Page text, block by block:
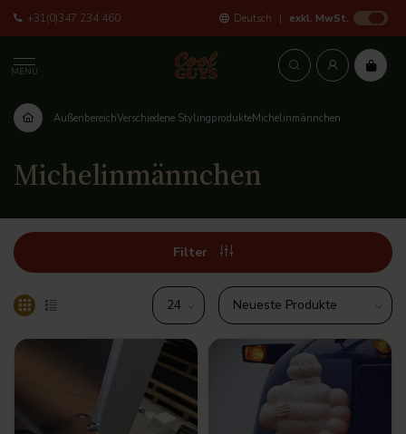
+31(0)347 234 460 Deutsch exkl. MwSt.
MENU
AußenbereichVerschiedene StylingprodukteMichelinmännchen
Michelinmännchen
Filter